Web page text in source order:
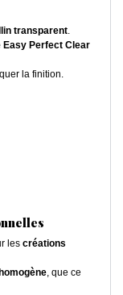
transparent.
Perfect Clear
la finition.
les créations
, que ce